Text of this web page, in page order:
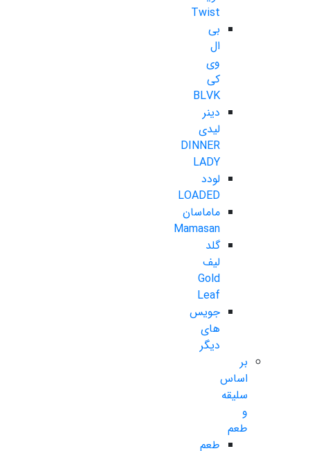
Twist
بی
ال
وی
کی
BLVK
دینر
لیدی
DINNER
LADY
لودد
LOADED
ماماسان
Mamasan
گلد
لیف
Gold
Leaf
جویس
های
دیگر
بر
اساس
سلیقه
و
طعم
طعم